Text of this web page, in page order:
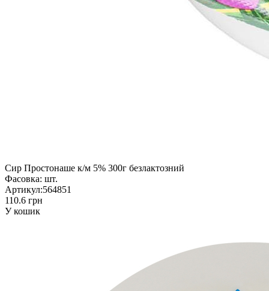
Сир Простонаше к/м 5% 300г безлактозний
Фасовка: шт.
Артикул:564851
110.6 грн
У кошик